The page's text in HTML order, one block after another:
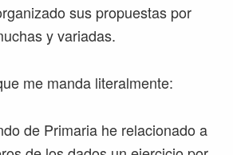
sus propuestas por
y variadas.
me manda literalmente:
de Primaria he relacionado a